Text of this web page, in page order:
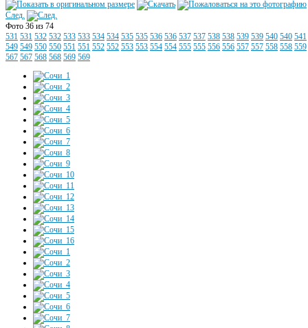
След.
Фото 36 из 74
531 531 532 532 533 533 534 534 535 535 536 536 537 537 538 538 539 539 540 540 541
549 549 550 550 551 551 552 552 553 553 554 554 555 555 556 556 557 557 558 558 559
567 567 568 568 569 569